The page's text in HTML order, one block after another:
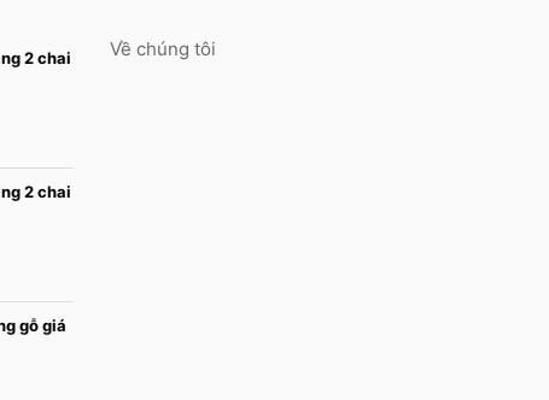
2 chai
2 chai
gỗ giá
Về chúng tôi